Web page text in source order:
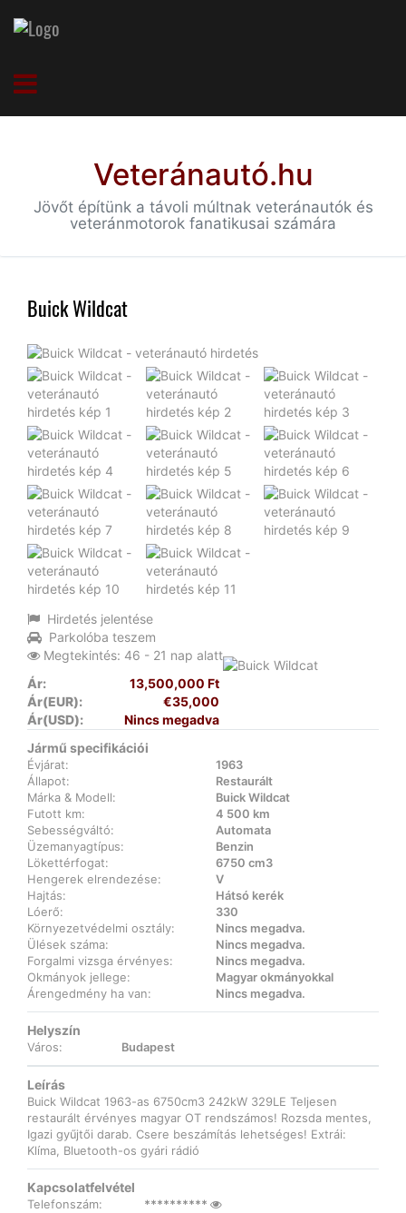
Veteránautó.hu
Jövőt építünk a távoli múltnak veteránautók és
veteránmotorok fanatikusai számára
Buick Wildcat
Hirdetés jelentése
Parkolóba teszem
Megtekintés: 46 - 21 nap alatt
Ár:
13,500,000 Ft
Ár(EUR):
€35,000
Ár(USD):
Nincs megadva
Jármű specifikációi
Évjárat:
1963
Állapot:
Restaurált
Márka & Modell:
Buick Wildcat
Futott km:
4 500 km
Sebességváltó:
Automata
Üzemanyagtípus:
Benzin
Lökettérfogat:
6750 cm3
Hengerek elrendezése:
V
Hajtás:
Hátsó kerék
Lóerő:
330
Környezetvédelmi osztály:
Nincs megadva.
Ülések száma:
Nincs megadva.
Forgalmi vizsga érvényes:
Nincs megadva.
Okmányok jellege:
Magyar okmányokkal
Árengedmény ha van:
Nincs megadva.
Helyszín
Város: Budapest
Leírás
Buick Wildcat 1963-as 6750cm3 242kW 329LE Teljesen
restaurált érvényes magyar OT rendszámos! Rozsda mentes,
Igazi gyűjtői darab. Csere beszámítás lehetséges! Extrái:
Klíma, Bluetooth-os gyári rádió
Kapcsolatfelvétel
Telefonszám:
**********